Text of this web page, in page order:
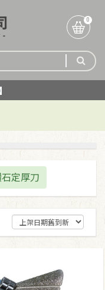
0
定厚刀